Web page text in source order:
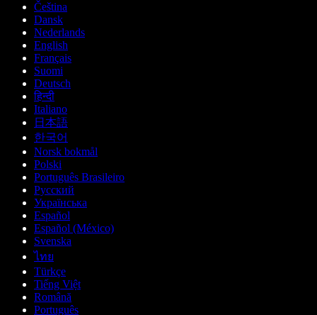
Čeština
Dansk
Nederlands
English
Français
Suomi
Deutsch
हिन्दी
Italiano
日本語
한국어
Norsk bokmål
Polski
Português Brasileiro
Русский
Українська
Español
Español (México)
Svenska
ไทย
Türkçe
Tiếng Việt
Română
Português